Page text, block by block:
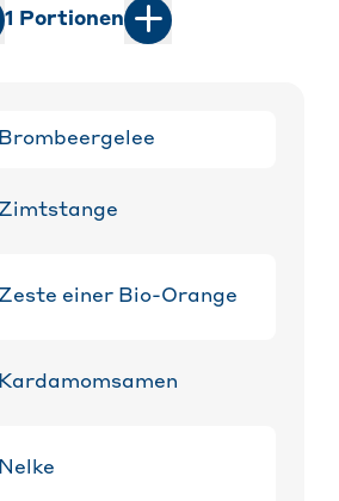
1 Portionen
Brombeergelee
einer Bio-Orange
Kardamomsamen
Nelke